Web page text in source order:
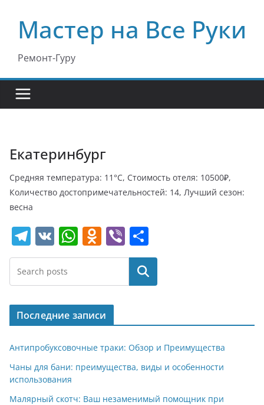
содержимому
Мастер на Все Руки
Ремонт-Гуру
Екатеринбург
Средняя температура: 11°C, Стоимость отеля: 10500₽,
Количество достопримечательностей: 14, Лучший сезон:
весна
T
el
e
gr
a
m
V
K
W
h
s
A
p
p
O
d
o
kl
a
ss
ni
Vi
b
er
т
п
р
в
и
т
Поиск
Последние записи
Антипробуксовочные траки: Обзор и Преимущества
Чаны для бани: преимущества, виды и особенности
использования
Малярный скотч: Ваш незаменимый помощник при